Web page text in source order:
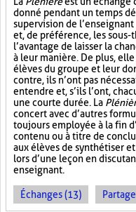
donné pendant un temps
supervision de
et, de préférence, les sous-
l’avantage de laisser la
à leur manière. De plus,
élèves du groupe et leur
contre, ils n’ont pas
entendre et, s’ils l’ont,
une courte durée. La
concert avec d’autres
toujours employée à la fin
contenu ou à titre de
aux élèves de synthétiser
lors d’une leçon en
enseignant.
Échanges (13)